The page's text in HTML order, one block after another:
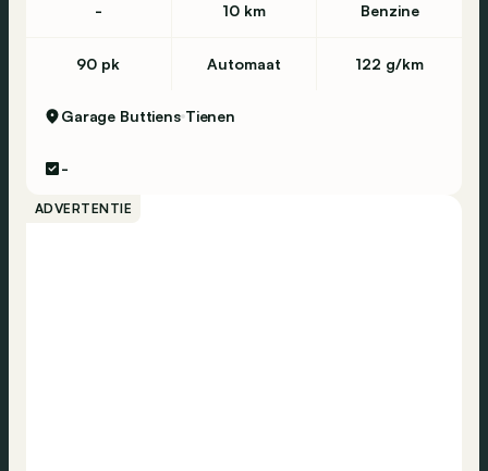
- 10 km Benzine
90 pk Automaat 122 g/km
Garage Buttiens Tienen
-
ADVERTENTIE